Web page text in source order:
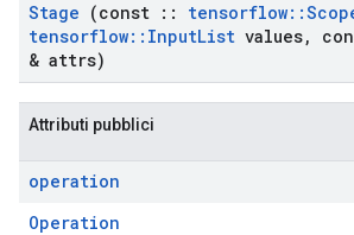
Stage (const :: tensorflow::
tensorflow:: InputList values,
& attrs)
Attributi pubblici
operation
Operation